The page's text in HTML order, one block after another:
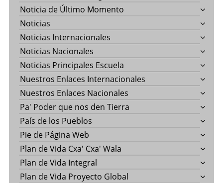
Noticia de Último Momento
Noticias
Noticias Internacionales
Noticias Nacionales
Noticias Principales Escuela
Nuestros Enlaces Internacionales
Nuestros Enlaces Nacionales
Pa' Poder que nos den Tierra
País de los Pueblos
Pie de Página Web
Plan de Vida Cxa' Cxa' Wala
Plan de Vida Integral
Plan de Vida Proyecto Global